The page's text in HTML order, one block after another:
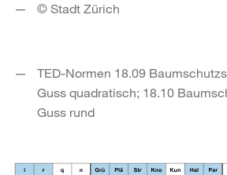
© Stadt Zürich
TED-Normen 18.09
Guss quadratisch; 18.10
Guss rund